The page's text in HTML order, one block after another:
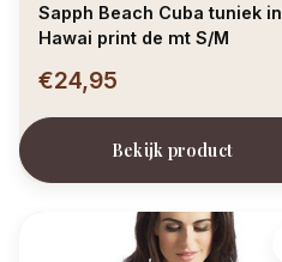
Sapph Beach Cuba tuniek in
Hawai print de mt S/M
€24,95
Bekijk product